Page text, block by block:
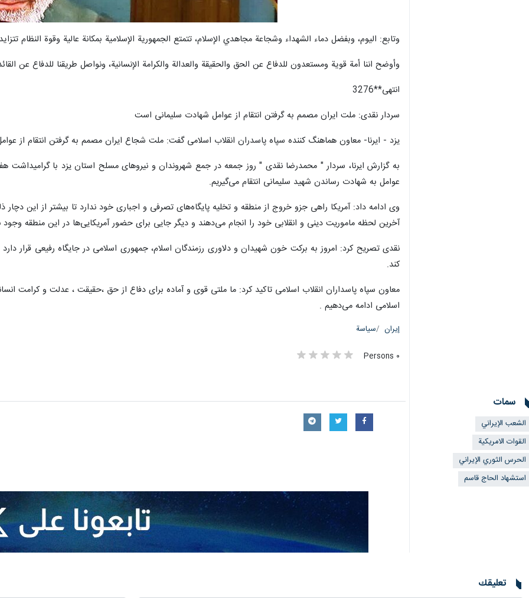
وتابع: اليوم، وبفضل دماء الشهداء وشجاعة مجاهدي الإسلام، تتمتع الجمهورية الإسلامية بمكانة عالية وقوة النظام
وأوضح اننا أمة قوية ومستعدون للدفاع عن الحق والحقيقة والعدالة والكرامة الإنسانية، ونواصل طريقنا للدفاع عن
انتهى**3276
سردار نقدی: ملت ایران مصمم به گرفتن انتقام از عوامل شهادت سلیمانی است
یزد - ایرنا- معاون هماهنگ کننده سپاه پاسدران انقلاب اسلامی گفت: ملت شجاع ایران مصمم به گرفتن انتقام از
به گزارش ایرنا، سردار " محمدرضا نقدی " روز جمعه در جمع شهروندان و نیروهای مسلح استان یزد با گرامیداشت
عوامل به شهادت رساندن شهید سلیمانی انتقام می‌گیریم.
وی ادامه داد: آمریکا راهی جزو خروج از منطقه و تخلیه پایگاه‌های تصرفی و اجباری خود ندارد تا بیشتر از این
آخرین لحظه ماموریت دینی و انقلابی خود را انجام می‌دهند و دیگر جایی برای حضور آمریکایی‌ها در این منطقه وجود
نقدی تصریح کرد: امروز به برکت خون شهیدان و دلاوری رزمندگان اسلام، جمهوری اسلامی در جایگاه رفیعی قرار
کند.
معاون سپاه پاسداران انقلاب اسلامی تاکید کرد: ما ملتی قوی و آماده برای دفاع از حق ،حقیقت ، عدلت و کرامت
اسلامی ادامه می‌دهیم .
إيران سياسة
٠ Persons
سمات
الشعب الإيراني
القوات الامريكية
الحرس الثوري الإيراني
استشهاد الحاج قاسم
تعليقك